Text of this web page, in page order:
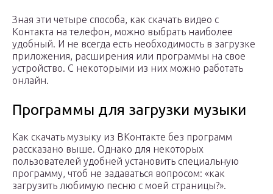
Зная эти четыре способа, как скачать видео с
Контакта на телефон, можно выбрать наиболее
удобный. И не всегда есть необходимость в загрузке
приложения, расширения или программы на свое
устройство. С некоторыми из них можно работать
онлайн.
Программы для загрузки музыки
Как скачать музыку из ВКонтакте без программ
рассказано выше. Однако для некоторых
пользователей удобней установить специальную
программу, чтоб не задаваться вопросом: «как
загрузить любимую песню с моей страницы?».